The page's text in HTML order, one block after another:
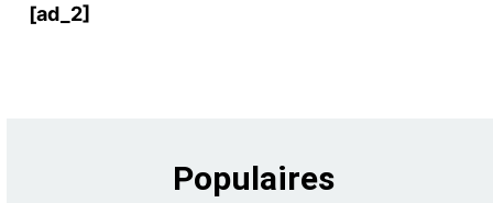
[ad_2]
Populaires